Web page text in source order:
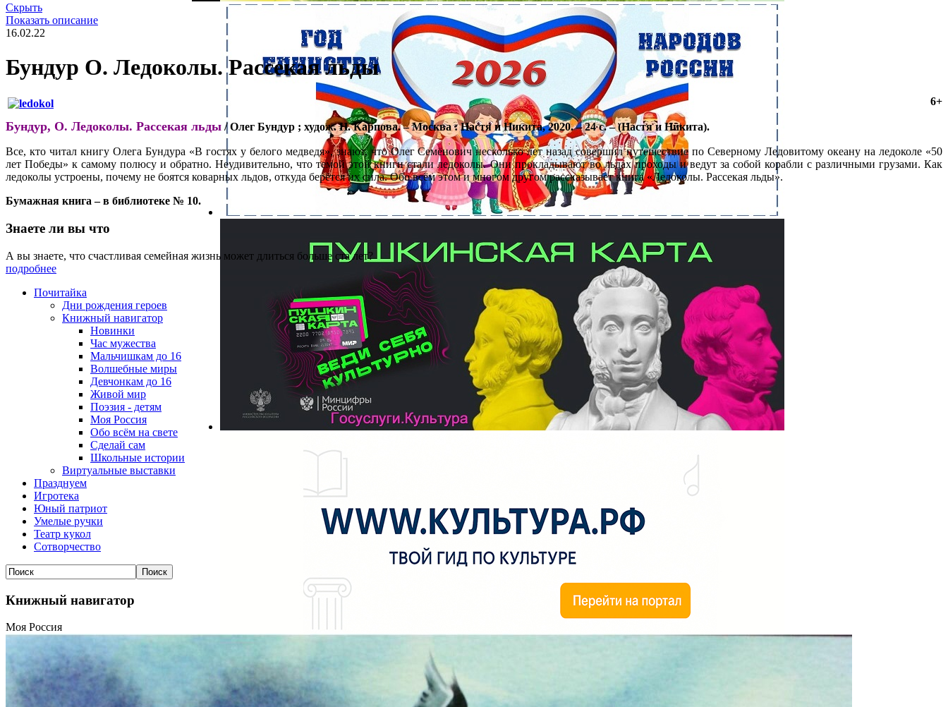
Скрыть
Показать описание
16.02.22
Бундур О. Ледоколы. Рассекая льды
6+
Бундур, О. Ледоколы. Рассекая льды / Олег Бундур ; худож. Н. Карпова. – Москва : Настя и Никита, 2020. – 24 с. – (Настя и Никита).
Все, кто читал книгу Олега Бундура «В гостях у белого медведя», знают, что Олег Семёнович несколько лет назад совершил путешествие по Северному Ледовитому океану на ледоколе «50
лет Победы» к самому полюсу и обратно. Неудивительно, что темой этой книги стали ледоколы. Они прокладывают во льдах проходы и ведут за собой корабли с различными грузами. Как
ледоколы устроены, почему не боятся коварных льдов, откуда берётся их сила. Обо всём этом и многом другом рассказывает книга «Ледоколы. Рассекая льды».
Бумажная книга – в библиотеке № 10.
Знаете ли вы что
А вы знаете, что счастливая семейная жизнь может длиться больше ста лет?
подробнее
Почитайка
Дни рождения героев
Книжный навигатор
Новинки
Час мужества
Мальчишкам до 16
Волшебные миры
Девчонкам до 16
Живой мир
Поэзия - детям
Моя Россия
Обо всём на свете
Сделай сам
Школьные истории
Виртуальные выставки
Празднуем
Игротека
Юный патриот
Умелые ручки
Театр кукол
Сотворчество
Книжный навигатор
Моя Россия